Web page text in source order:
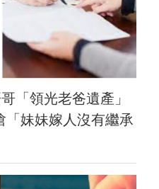
「領光老爸遺產」
妹妹嫁人沒有繼承